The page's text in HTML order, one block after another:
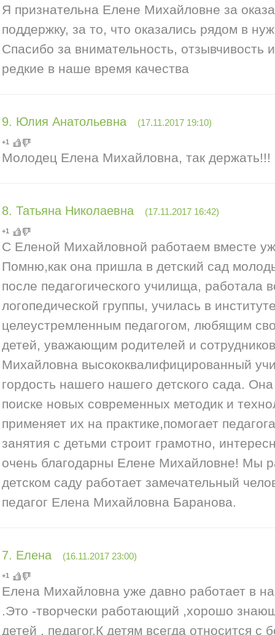
Я признательна Елене Михайловне за
поддержку, за то, что оказались рядом в
Спасибо за внимательность, отзывчивость
редкие в наше время качества
9. Юлия Анатольевна (17.11.2017 19:10)
+1
Молодец Елена Михайловна, так держать!!!
8. Татьяна Николаевна (17.11.2017 16:42)
+1
С Еленой Михайловной работаем вместе
Помню,как она пришла в детский сад
после педагогического училища, работала
логопедической группы, училась в
целеустремленным педагогом, любящим
детей, уважающим родителей и
Михайловна высококвалифицированный
гордость нашего нашего детского сада.
поиске новых современных методик и
применяет их на практике,помогает
занятия с детьми строит грамотно,
очень благодарны Елене Михайловне! Мы
детском саду работает замечательный
педагог Елена Михайловна Баранова.
7. Елена (16.11.2017 23:00)
+1
Елена Михайловна уже давно работает в
.Это -творчески работающий ,хорошо
детей , педагог.К детям всегда относится с